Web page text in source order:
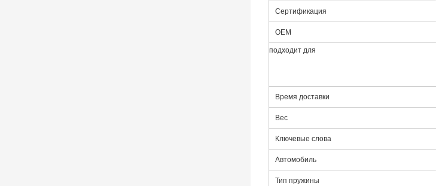
Сертификация
OEM
подходит для
Время доставки
Вес
Ключевые слова
Автомобиль
Тип пружины